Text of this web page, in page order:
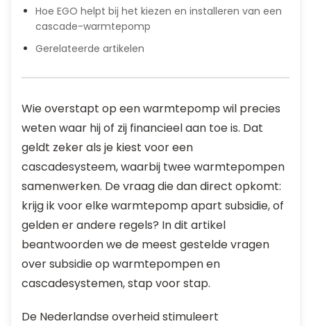
Hoe EGO helpt bij het kiezen en installeren van een
cascade-warmtepomp
Gerelateerde artikelen
Wie overstapt op een warmtepomp wil precies
weten waar hij of zij financieel aan toe is. Dat
geldt zeker als je kiest voor een
cascadesysteem, waarbij twee warmtepompen
samenwerken. De vraag die dan direct opkomt:
krijg ik voor elke warmtepomp apart subsidie, of
gelden er andere regels? In dit artikel
beantwoorden we de meest gestelde vragen
over subsidie op warmtepompen en
cascadesystemen, stap voor stap.
De Nederlandse overheid stimuleert